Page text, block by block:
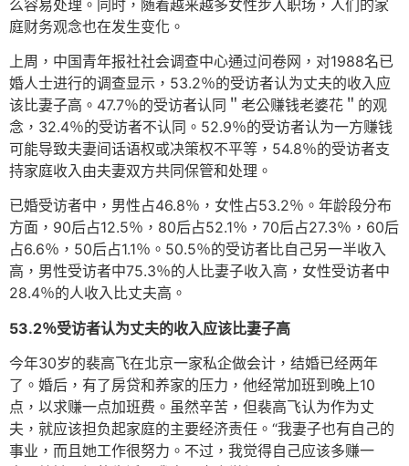
么容易处理。同时，随着越来越多女性步入职场，人们的家
庭财务观念也在发生变化。
上周，中国青年报社社会调查中心通过问卷网，对1988名已
婚人士进行的调查显示，53.2％的受访者认为丈夫的收入应
该比妻子高。47.7％的受访者认同＂老公赚钱老婆花＂的观
念，32.4％的受访者不认同。52.9％的受访者认为一方赚钱
可能导致夫妻间话语权或决策权不平等，54.8％的受访者支
持家庭收入由夫妻双方共同保管和处理。
已婚受访者中，男性占46.8％，女性占53.2％。年龄段分布
方面，90后占12.5％，80后占52.1％，70后占27.3％，60后
占6.6％，50后占1.1％。50.5％的受访者比自己另一半收入
高，男性受访者中75.3％的人比妻子收入高，女性受访者中
28.4％的人收入比丈夫高。
53.2％受访者认为丈夫的收入应该比妻子高
今年30岁的裴高飞在北京一家私企做会计，结婚已经两年
了。婚后，有了房贷和养家的压力，他经常加班到晚上10
点，以求赚一点加班费。虽然辛苦，但裴高飞认为作为丈
夫，就应该担负起家庭的主要经济责任。“我妻子也有自己的
事业，而且她工作很努力。不过，我觉得自己应该多赚一